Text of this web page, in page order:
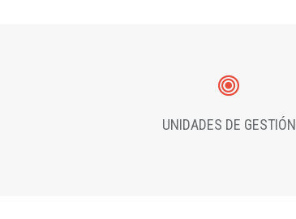
UNIDADES DE GESTIÓN